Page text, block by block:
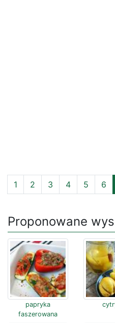
1 2 3 4 5 6
Proponowane
papryka
faszerowana